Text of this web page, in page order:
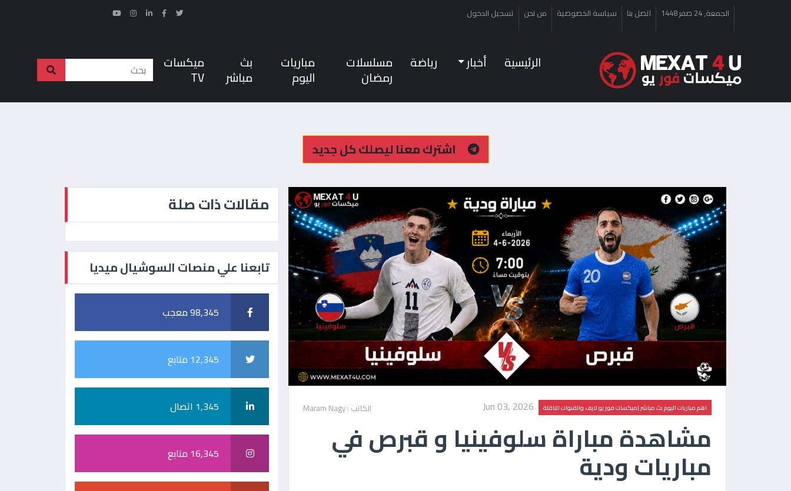
الجمعة, 24 صفر 1448 اتصل بنا سياسة الخصوصية من نحن تسجيل الدخول
الرئيسية أخبار رياضة مسلسلات
رمضان
مباريات
اليوم
بث
مباشر
ميكسات
TV
اشترك معنا ليصلك كل جديد
اهم مباريات اليوم بث مباشر |ميكسات فور يو لايف والقنوات الناقلة Jun 03, 2026 الكاتب : Maram Nagy
مشاهدة مباراة سلوفينيا و قبرص في
مباريات ودية
مقالات ذات صلة
تابعنا علي منصات السوشيال ميديا
98,345 معجب
12,345 متابع
1,345 اتصال
16,345 متابع